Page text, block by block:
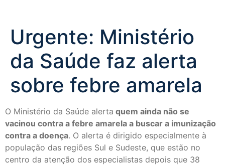
Urgente: Ministério
da Saúde faz alerta
sobre febre amarela
O Ministério da Saúde alerta quem ainda não se
vacinou contra a febre amarela a buscar a imunização
contra a doença. O alerta é dirigido especialmente à
população das regiões Sul e Sudeste, que estão no
centro da atenção dos especialistas depois que 38